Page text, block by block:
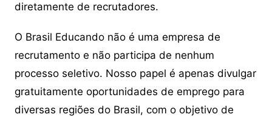
diretamente de recrutadores.
O Brasil Educando não é uma empresa de
recrutamento e não participa de nenhum
processo seletivo. Nosso papel é apenas divulgar
gratuitamente oportunidades de emprego para
diversas regiões do Brasil, com o objetivo de